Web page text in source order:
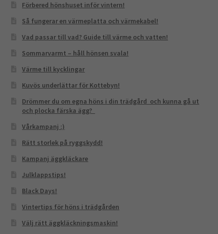
Förbered hönshuset inför vintern!
Så fungerar en värmeplatta och värmekabel!
Vad passar till vad? Guide till värme och vatten!
Sommarvarmt – håll hönsen svala!
Värme till kycklingar
Kuvös underlättar för Kottebyn!
Drömmer du om egna höns i din trädgård och kunna gå ut
och plocka färska ägg?
Vårkampanj :)
Rätt storlek på ryggskydd!
Kampanj äggkläckare
Julklappstips!
Black Days!
Vintertips för höns i trädgården
Välj rätt äggkläckningsmaskin!